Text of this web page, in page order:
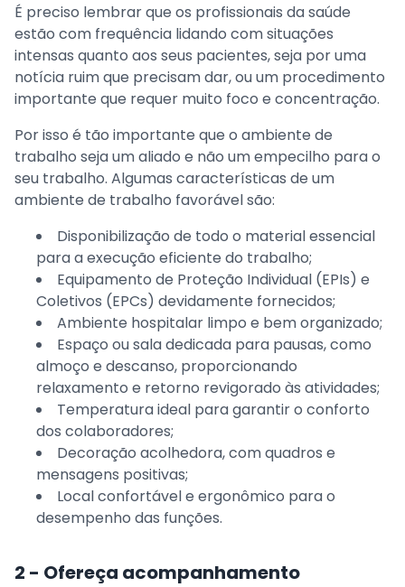
É preciso lembrar que os profissionais da saúde
estão com frequência lidando com situações
intensas quanto aos seus pacientes, seja por uma
notícia ruim que precisam dar, ou um procedimento
importante que requer muito foco e concentração.
Por isso é tão importante que o ambiente de
trabalho seja um aliado e não um empecilho para o
seu trabalho. Algumas características de um
ambiente de trabalho favorável são:
Disponibilização de todo o material essencial
para a execução eficiente do trabalho;
Equipamento de Proteção Individual (EPIs) e
Coletivos (EPCs) devidamente fornecidos;
Ambiente hospitalar limpo e bem organizado;
Espaço ou sala dedicada para pausas, como
almoço e descanso, proporcionando
relaxamento e retorno revigorado às atividades;
Temperatura ideal para garantir o conforto
dos colaboradores;
Decoração acolhedora, com quadros e
mensagens positivas;
Local confortável e ergonômico para o
desempenho das funções.
2 - Ofereça acompanhamento